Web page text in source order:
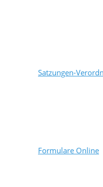
Satzungen-
Formulare Online